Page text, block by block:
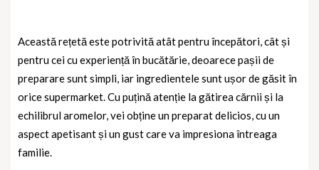
Această rețetă este potrivită atât pentru începători, cât și
pentru cei cu experiență în bucătărie, deoarece pașii de
preparare sunt simpli, iar ingredientele sunt ușor de găsit în
orice supermarket. Cu puțină atenție la gătirea cărnii și la
echilibrul aromelor, vei obține un preparat delicios, cu un
aspect apetisant și un gust care va impresiona întreaga
familie.